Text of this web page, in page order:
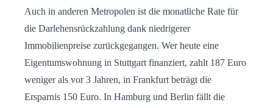
Auch in anderen Metropolen ist die monatliche Rate für
die Darlehensrückzahlung dank niedrigerer
Immobilienpreise zurückgegangen. Wer heute eine
Eigentumswohnung in Stuttgart finanziert, zahlt 187 Euro
weniger als vor 3 Jahren, in Frankfurt beträgt die
Ersparnis 150 Euro. In Hamburg und Berlin fällt die